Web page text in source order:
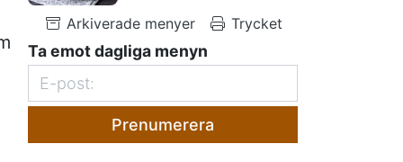
Arkiverade menyer Trycket
Ta emot dagliga menyn
Prenumerera